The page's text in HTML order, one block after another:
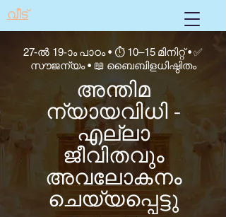
വീട്
27-ൽ 19-ാം പാഠം • ⏱ 10–15 മിനിറ്റ് • ✅
സൗജന്യം • 📖 ബൈബിളധിഷ്ഠിതം
അന്തിമ
ന്യായവിധി -
എല്ലാ
ജീവിതവും
അവലോകനം
ചെയ്യപ്പെട്ടു